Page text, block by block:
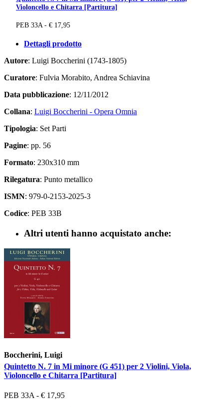
Violoncello e Chitarra [Partitura]
PEB 33A - € 17,95
Dettagli prodotto
Autore: Luigi Boccherini (1743-1805)
Curatore: Fulvia Morabito, Andrea Schiavina
Data pubblicazione: 12/11/2012
Collana: Luigi Boccherini - Opera Omnia
Tipologia: Set Parti
Pagine: pp. 56
Formato: 230x310 mm
Rilegatura: Punto metallico
ISMN: 979-0-2153-2025-3
Codice: PEB 33B
Altri utenti hanno acquistato anche:
Boccherini, Luigi
Quintetto N. 7 in Mi minore (G 451) per 2 Violini, Viola,
Violoncello e Chitarra [Partitura]
PEB 33A - € 17,95